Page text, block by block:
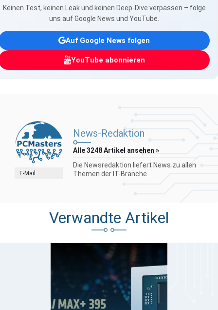
Keinen Test, keinen Leak und keinen Deep-Dive verpassen – folge
uns auf Google News und YouTube.
Auf Google News folgen
YouTube abonnieren
E-Mail
News-Redaktion
Alle 3248 Artikel ansehen »
Die Newsredaktion liefert News zu allen
Themen der IT-Branche...
Verwandte Artikel